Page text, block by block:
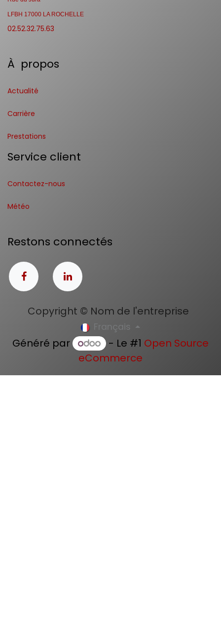
LFBH 17000 LA ROCHELLE
02.52.32.75.63
À propos
Actualité
Carrière
Prestations
Service client
Contactez-nous
Météo
Restons connectés
Copyright © Nom de l'entreprise
Français
Généré par - Le #1 Open Source
eCommerce